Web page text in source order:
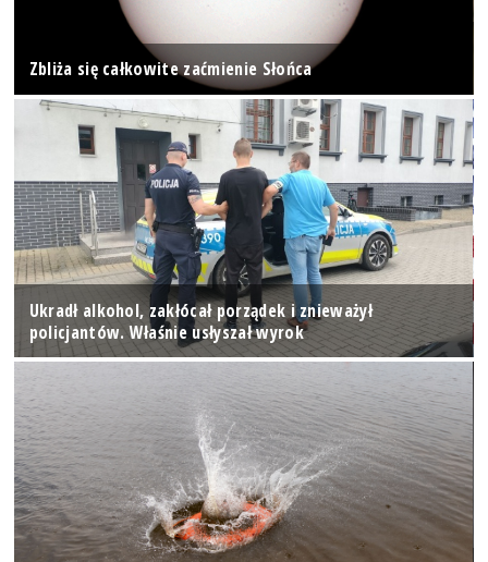
Zbliża się całkowite zaćmienie Słońca
Ukradł alkohol, zakłócał porządek i znieważył
policjantów. Właśnie usłyszał wyrok